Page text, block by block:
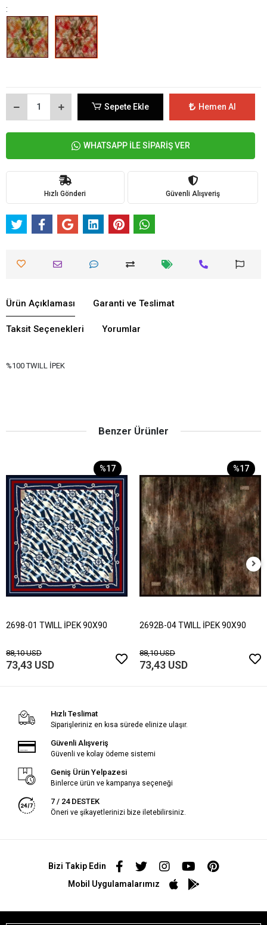
:
Sepete Ekle Hemen Al
WHATSAPP İLE SİPARİŞ VER
Hızlı Gönderi Güvenli Alışveriş
Ürün Açıklaması Garanti ve Teslimat
Taksit Seçenekleri Yorumlar
%100 TWILL İPEK
Benzer Ürünler
%17
2698-01 TWILL İPEK 90X90
88,10 USD
73,43 USD
%17
2692B-04 TWILL İPEK 90X90
88,10 USD
73,43 USD
Hızlı Teslimat
Siparişleriniz en kısa sürede elinize ulaşır.
Güvenli Alışveriş
Güvenli ve kolay ödeme sistemi
Geniş Ürün Yelpazesi
Binlerce ürün ve kampanya seçeneği
7 / 24 DESTEK
Öneri ve şikayetlerinizi bize iletebilirsiniz.
Bizi Takip Edin
Mobil Uygulamalarımız